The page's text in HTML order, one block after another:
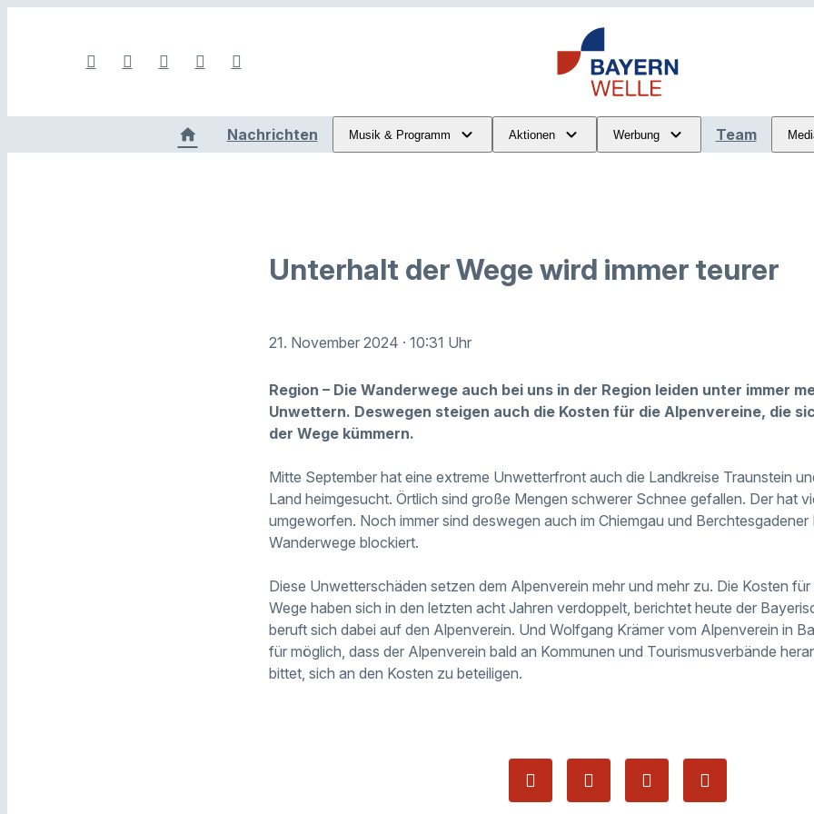
Nachrichten Musik & Programm Aktionen Werbung Team
Unterhalt der Wege wird immer teurer
21. November 2024 · 10:31 Uhr
Region – Die Wanderwege auch bei uns in der Region leiden unter immer
Unwettern. Deswegen steigen auch die Kosten für die Alpenvereine, die
der Wege kümmern.
Mitte September hat eine extreme Unwetterfront auch die Landkreise Traunstein
Land heimgesucht. Örtlich sind große Mengen schwerer Schnee gefallen. Der hat
umgeworfen. Noch immer sind deswegen auch im Chiemgau und Berchtesgadener
Wanderwege blockiert.
Diese Unwetterschäden setzen dem Alpenverein mehr und mehr zu. Die Kosten
Wege haben sich in den letzten acht Jahren verdoppelt, berichtet heute der
beruft sich dabei auf den Alpenverein. Und Wolfgang Krämer vom Alpenverein in
für möglich, dass der Alpenverein bald an Kommunen und Tourismusverbände
bittet, sich an den Kosten zu beteiligen.